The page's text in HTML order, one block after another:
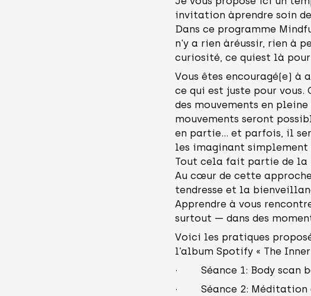
invitation àprendre soin
Dans ce programme
n'y a rien àréussir, rien à
curiosité, ce quiest là
Vous êtes encouragé(e) à
ce qui est juste pour
des mouvements en
mouvements seront
en partie... et parfois, il
les imaginant simplement
Tout cela fait partie de la
Au cœur de cette
tendresse et la
Apprendre à vous
surtout — dans des
Voici les pratiques
l’album Spotify « The
· Séance 1: Body scan
· Séance 2: Méditation